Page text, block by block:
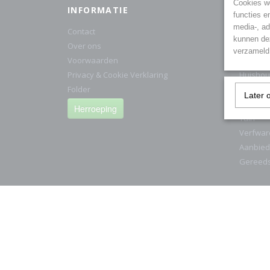
INFORMATIE
Contact
Over ons
Voorwaarden
Privacy & Cookie Verklaring
Folder
Herroeping
Cat1/
Tuin
Cookies
functies
media-,
kunnen
Later